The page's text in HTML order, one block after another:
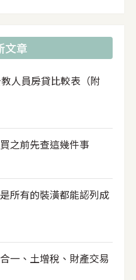
文章
人員房貸比較表（附
之前先查這幾件事
所有的裝潢都能認列成
一、土增稅、財產交易